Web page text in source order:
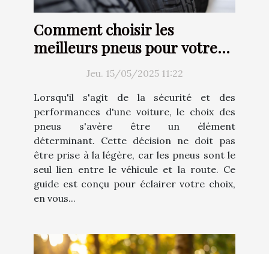
Comment choisir les
meilleurs pneus pour votre
Jeu. 15/05/2025 11:22
Lorsqu'il s'agit de la sécurité et des
performances d'une voiture, le choix des
pneus s'avère être un élément
déterminant. Cette décision ne doit pas
être prise à la légère, car les pneus sont le
seul lien entre le véhicule et la route. Ce
guide est conçu pour éclairer votre choix,
en vous...